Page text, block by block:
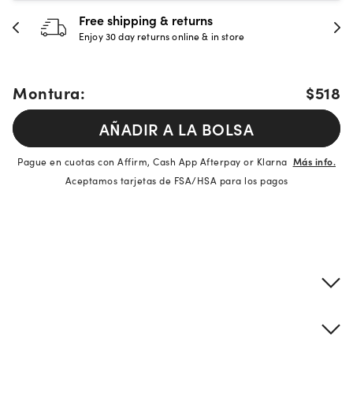
Free shipping & returns
Enjoy 30 day returns online & in store
Montura:
$518
AÑADIR A LA BOLSA
Pague en cuotas con Affirm, Cash App Afterpay or Klarna Más info.
Aceptamos tarjetas de FSA/HSA para los pagos